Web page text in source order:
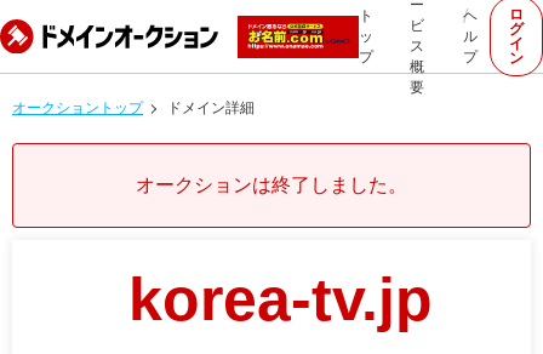
ト
ッ
プ
ー
ビ
ス
概
要
ヘ
ル
プ
ロ
グ
イ
ン
オークショントップ ドメイン詳細
オークションは終了しました。
korea-tv.jp